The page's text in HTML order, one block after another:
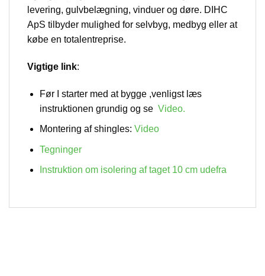
levering, gulvbelægning, vinduer og døre. DIHC
ApS tilbyder mulighed for selvbyg, medbyg eller at
købe en totalentreprise.
Vigtige link:
Før I starter med at bygge ,venligst læs
instruktionen grundig og se Video.
Montering af shingles: Video
Tegninger
Instruktion om isolering af taget 10 cm udefra